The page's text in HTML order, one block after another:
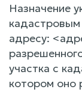
Назначение
адресу:
участка с
котором оно